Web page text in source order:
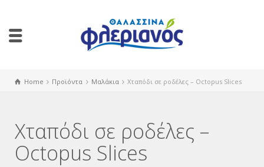
Home Προϊόντα Μαλάκια Χταπόδι σε ροδέλες – Octopus Slices
Χταπόδι σε ροδέλες –
Octopus Slices